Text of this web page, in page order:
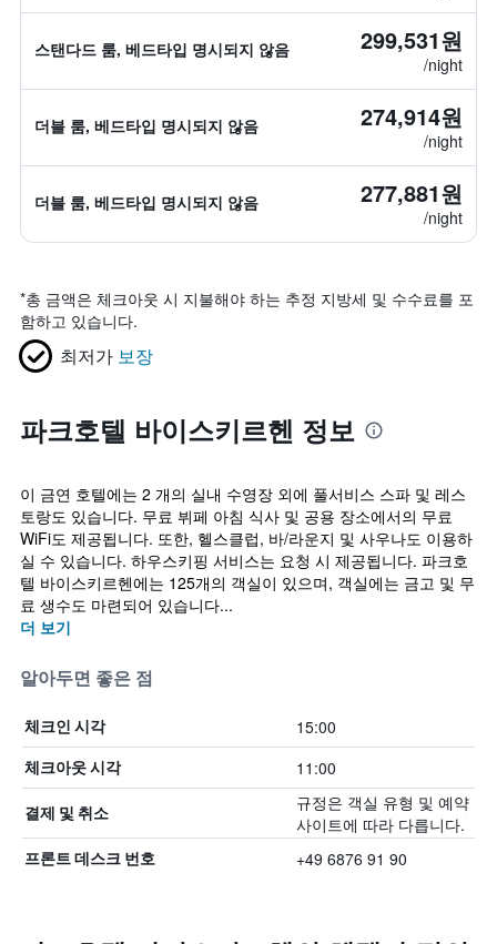
스탠다드 룸, 베드타입 명시되지 않음 299,531원
/night
더블 룸, 베드타입 명시되지 않음 274,914원
/night
더블 룸, 베드타입 명시되지 않음 277,881원
/night
*총 금액은 체크아웃 시 지불해야 하는 추정 지방세 및 수수료를 포
함하고 있습니다.
최저가 보장
파크호텔 바이스키르헨 정보
이 금연 호텔에는 2 개의 실내 수영장 외에 풀서비스 스파 및 레스
토랑도 있습니다. 무료 뷔페 아침 식사 및 공용 장소에서의 무료
WiFi도 제공됩니다. 또한, 헬스클럽, 바/라운지 및 사우나도 이용하
실 수 있습니다. 하우스키핑 서비스는 요청 시 제공됩니다. 파크호
텔 바이스키르헨에는 125개의 객실이 있으며, 객실에는 금고 및 무
료 생수도 마련되어 있습니다...
더 보기
알아두면 좋은 점
체크인 시각 15:00
체크아웃 시각 11:00
결제 및 취소
규정은 객실 유형 및 예약
사이트에 따라 다릅니다.
프론트 데스크 번호 +49 6876 91 90